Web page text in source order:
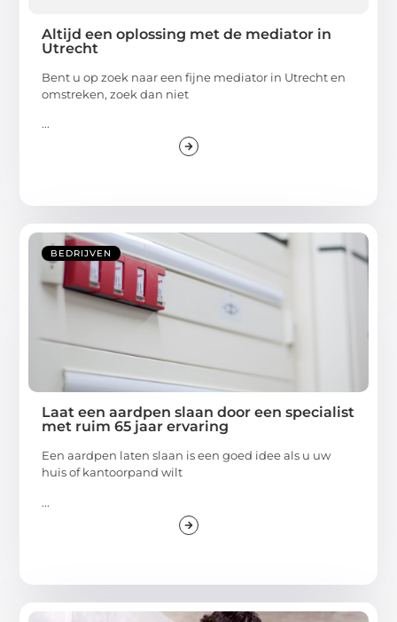
Altijd een oplossing met de mediator in
Utrecht
Bent u op zoek naar een fijne mediator in Utrecht en
omstreken, zoek dan niet
...
BEDRIJVEN
Laat een aardpen slaan door een specialist
met ruim 65 jaar ervaring
Een aardpen laten slaan is een goed idee als u uw
huis of kantoorpand wilt
...